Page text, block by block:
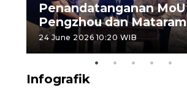
Penandatanganan MoU
Pengzhou dan Mataram
24 June 2026 10:20 WIB
Infografik